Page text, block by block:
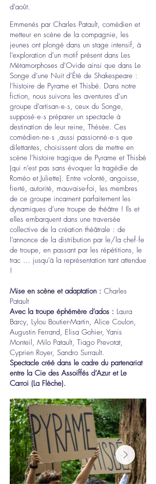
d’août.
Emmenés par Charles Patault, comédien et
metteur en scène de la compagnie, les
jeunes ont plongé dans un stage intensif, à
l’exploration d’un motif présent dans Les
Métamorphoses d’Ovide ainsi que dans Le
Songe d’une Nuit d’Été de Shakespeare :
l’histoire de Pyrame et Thisbé. Dans notre
fiction, nous suivons les aventures d’un
groupe d’artisan·e·s, ceux du Songe,
supposé·e·s préparer un spectacle à
destination de leur reine, Thésée. Ces
comédien·ne·s ,aussi passionné·e·s que
dilettantes, choisissent alors de mettre en
scène l’histoire tragique de Pyrame et Thisbé
(qui n’est pas sans évoquer la tragédie de
Roméo et Juliette). Entre volonté, angoisse,
fierté, autorité, mauvaise-foi, les membres
de ce groupe incarnent parfaitement les
dynamiques d’une troupe de théâtre ! Ils et
elles embarquent dans une traversée
collective de la création théâtrale : de
l’annonce de la distribution par le/la chef·fe
de troupe, en passant par les répétitions, le
trac … jusqu'à la représentation tant attendue
!
Mise en scène et adaptation : Charles
Patault
Avec la troupe éphémère d’ados : Laura
Barcy, Lylou Boutier-Martin, Alice Coulon,
Augustin Ferrand, Elisa Gohier, Yanis
Monteil, Milo Patault, Tiago Prevotat,
Cyprien Royer, Sandro Surrault.
Spectacle créé dans le cadre du partenariat
entre la Cie des Assoiffés d’Azur et Le
Carroi (La Flèche).